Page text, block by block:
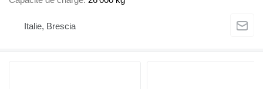
Italie, Brescia